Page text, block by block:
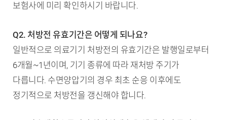
보험사에 미리 확인하시기 바랍니다.
Q2. 처방전 유효기간은 어떻게 되나요?
일반적으로 의료기기 처방전의 유효기간은 발행일로부터
6개월~1년이며, 기기 종류에 따라 재처방 주기가
다릅니다. 수면양압기의 경우 최초 순응 이후에도
정기적으로 처방전을 갱신해야 합니다.